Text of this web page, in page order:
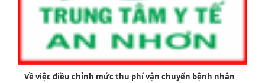
Về việc điều chỉnh mức thu phí vận chuyển bệnh nhân
2164/QĐUBND